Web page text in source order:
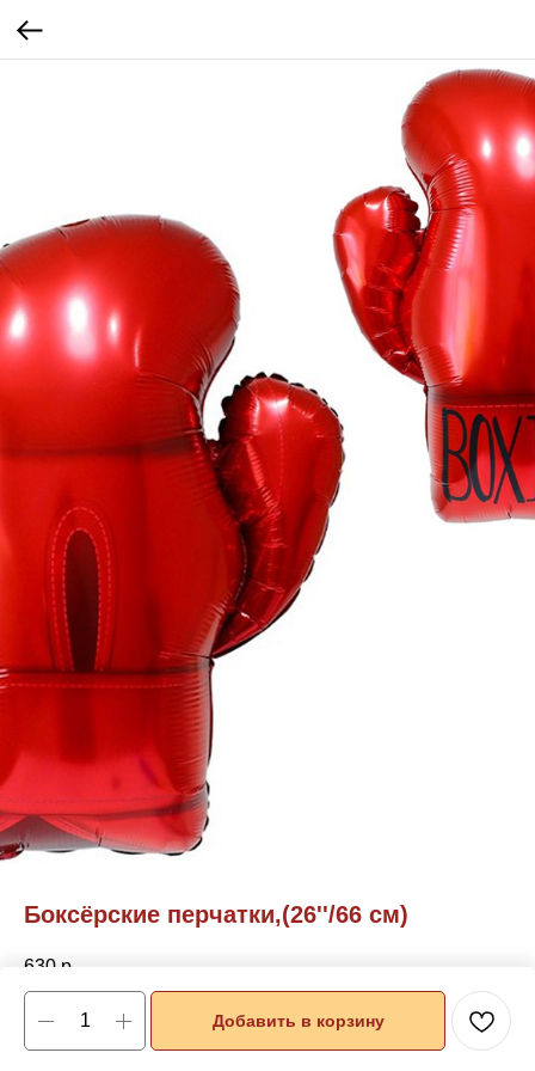
Боксёрские перчатки,(26''/66 см)
630 р.
Добавить в корзину